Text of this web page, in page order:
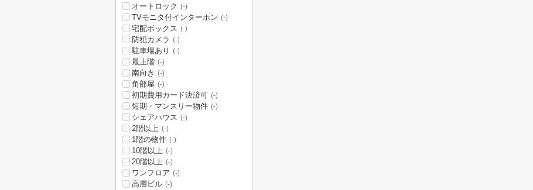
オートロック (-)
TVモニタ付インターホン (-)
宅配ボックス (-)
防犯カメラ (-)
駐車場あり (-)
最上階 (-)
南向き (-)
角部屋 (-)
初期費用カード決済可 (-)
短期・マンスリー物件 (-)
シェアハウス (-)
2階以上 (-)
1階の物件 (-)
10階以上 (-)
20階以上 (-)
ワンフロア (-)
高層ビル (-)